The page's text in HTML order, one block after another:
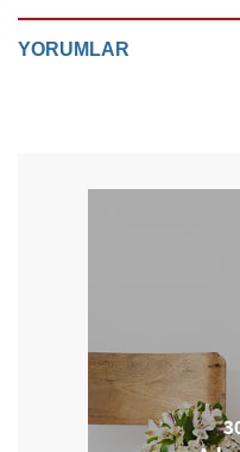
YORUMLAR